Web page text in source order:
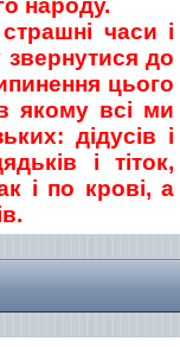
народу.
часи і
до
цього
якому всі ми
дідусів і
і тіток,
і по крові, а